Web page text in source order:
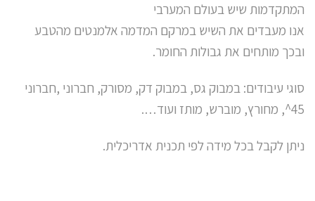
המתקדמות שיש בעולם המערבי
אנו מעבדים את השיש במרקם המדמה אלמנטים מהטבע
ובכך מותחים את גבולות החומר.
סוגי עיבודים: במבוק גס, במבוק דק, מסורק, חברוני ,חברוני
45^, מחורץ, מוברש, מותז ועוד….
ניתן לקבל בכל מידה לפי תכנית אדריכלית.